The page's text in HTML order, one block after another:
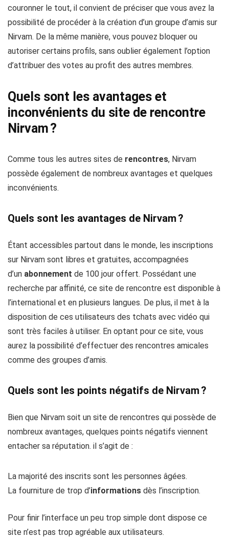
couronner le tout, il convient de préciser que vous avez la
possibilité de procéder à la création d’un groupe d’amis sur
Nirvam. De la même manière, vous pouvez bloquer ou
autoriser certains profils, sans oublier également l’option
d’attribuer des votes au profit des autres membres.
Quels sont les avantages et
inconvénients du site de rencontre
Nirvam ?
Comme tous les autres sites de rencontres, Nirvam
possède également de nombreux avantages et quelques
inconvénients.
Quels sont les avantages de Nirvam ?
Étant accessibles partout dans le monde, les inscriptions
sur Nirvam sont libres et gratuites, accompagnées
d’un abonnement de 100 jour offert. Possédant une
recherche par affinité, ce site de rencontre est disponible à
l’international et en plusieurs langues. De plus, il met à la
disposition de ces utilisateurs des tchats avec vidéo qui
sont très faciles à utiliser. En optant pour ce site, vous
aurez la possibilité d’effectuer des rencontres amicales
comme des groupes d’amis.
Quels sont les points négatifs de Nirvam ?
Bien que Nirvam soit un site de rencontres qui possède de
nombreux avantages, quelques points négatifs viennent
entacher sa réputation. il s’agit de :
La majorité des inscrits sont les personnes âgées.
La fourniture de trop d’informations dès l’inscription.
Pour finir l’interface un peu trop simple dont dispose ce
site n’est pas trop agréable aux utilisateurs.